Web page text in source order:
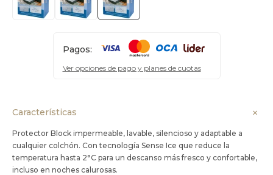
Pagos:
Ver opciones de pago y planes de cuotas
Características
Protector Block impermeable, lavable, silencioso y adaptable a
cualquier colchón. Con tecnología Sense Ice que reduce la
temperatura hasta 2°C para un descanso más fresco y confortable,
incluso en noches calurosas.